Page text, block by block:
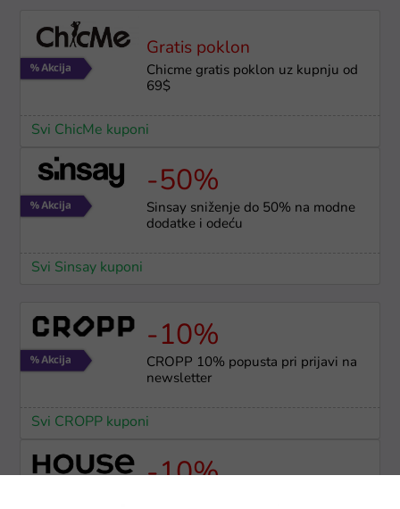
Gratis poklon
Chicme gratis poklon uz kupnju od
69$
Svi ChicMe kuponi
-50%
Sinsay sniženje do 50% na modne
dodatke i odeću
Svi Sinsay kuponi
-10%
CROPP 10% popusta pri prijavi na
newsletter
Svi CROPP kuponi
-10%